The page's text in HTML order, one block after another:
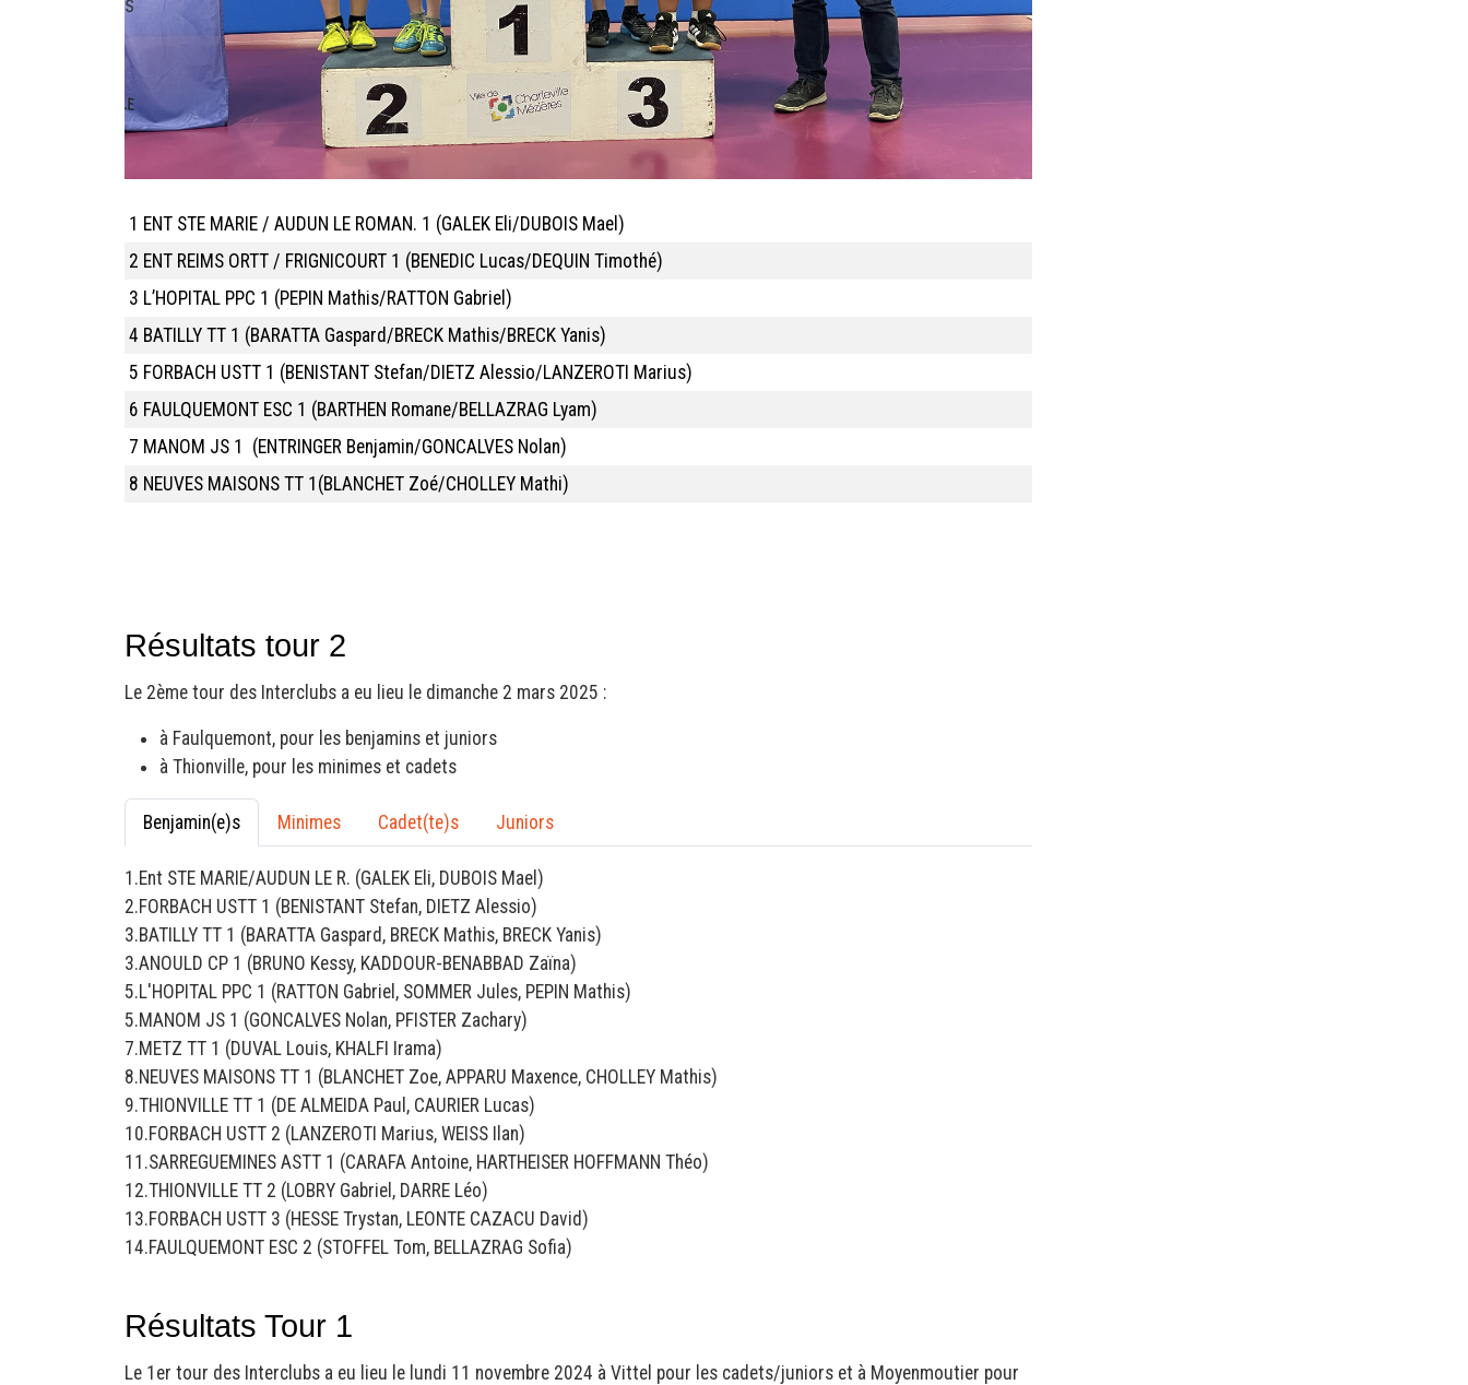
1 ENT STE MARIE / AUDUN LE ROMAN. 1 (GALEK Eli/DUBOIS Mael)
2 ENT REIMS ORTT / FRIGNICOURT 1 (BENEDIC Lucas/DEQUIN Timothé)
3 L’HOPITAL PPC 1 (PEPIN Mathis/RATTON Gabriel)
4 BATILLY TT 1 (BARATTA Gaspard/BRECK Mathis/BRECK Yanis)
5 FORBACH USTT 1 (BENISTANT Stefan/DIETZ Alessio/LANZEROTI Marius)
6 FAULQUEMONT ESC 1 (BARTHEN Romane/BELLAZRAG Lyam)
7 MANOM JS 1 (ENTRINGER Benjamin/GONCALVES Nolan)
8 NEUVES MAISONS TT 1(BLANCHET Zoé/CHOLLEY Mathi)
Résultats tour 2
Le 2ème tour des Interclubs a eu lieu le dimanche 2 mars 2025 :
à Faulquemont, pour les benjamins et juniors
à Thionville, pour les minimes et cadets
Benjamin(e)s Minimes Cadet(te)s Juniors
1.Ent STE MARIE/AUDUN LE R. (GALEK Eli, DUBOIS Mael)
2.FORBACH USTT 1 (BENISTANT Stefan, DIETZ Alessio)
3.BATILLY TT 1 (BARATTA Gaspard, BRECK Mathis, BRECK Yanis)
3.ANOULD CP 1 (BRUNO Kessy, KADDOUR-BENABBAD Zaïna)
5.L'HOPITAL PPC 1 (RATTON Gabriel, SOMMER Jules, PEPIN Mathis)
5.MANOM JS 1 (GONCALVES Nolan, PFISTER Zachary)
7.METZ TT 1 (DUVAL Louis, KHALFI Irama)
8.NEUVES MAISONS TT 1 (BLANCHET Zoe, APPARU Maxence, CHOLLEY Mathis)
9.THIONVILLE TT 1 (DE ALMEIDA Paul, CAURIER Lucas)
10.FORBACH USTT 2 (LANZEROTI Marius, WEISS Ilan)
11.SARREGUEMINES ASTT 1 (CARAFA Antoine, HARTHEISER HOFFMANN Théo)
12.THIONVILLE TT 2 (LOBRY Gabriel, DARRE Léo)
13.FORBACH USTT 3 (HESSE Trystan, LEONTE CAZACU David)
14.FAULQUEMONT ESC 2 (STOFFEL Tom, BELLAZRAG Sofia)
Résultats Tour 1
Le 1er tour des Interclubs a eu lieu le lundi 11 novembre 2024 à Vittel pour les cadets/juniors et à Moyenmoutier pour